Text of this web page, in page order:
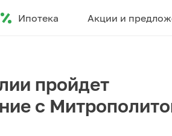
Ипотека Акции и
пройдет
с